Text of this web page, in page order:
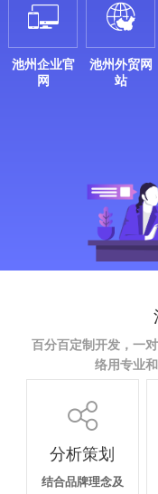

池州企业官
网

池州外贸网
站
百分百定制开发，一
络用专业

分析策划
结合品牌理念及